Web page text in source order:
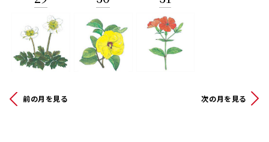
前の月を見る 次の月を見る